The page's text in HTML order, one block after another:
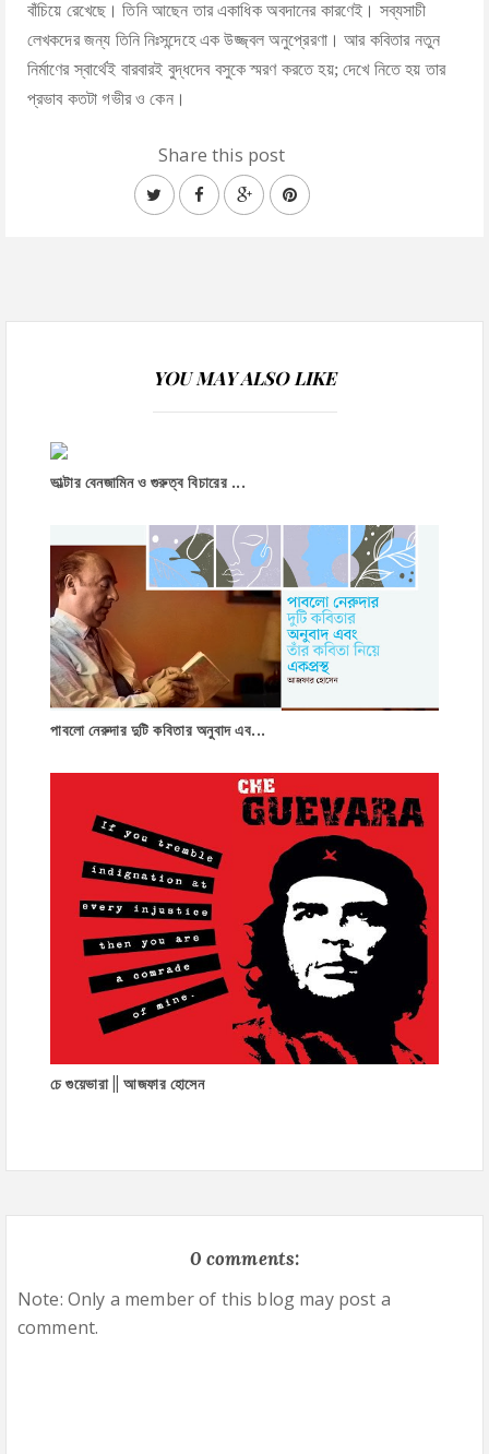
বাঁচিয়ে রেখেছে। তিনি আছেন তার একাধিক অবদানের কারণেই। সব্যসাচী
লেখকদের জন্য তিনি নিঃসন্দেহে এক উজ্জ্বল অনুপ্রেরণা। আর কবিতার নতুন
নির্মাণের স্বার্থেই বারবারই বুদ্ধদেব বসুকে স্মরণ করতে হয়; দেখে নিতে হয় তার
প্রভাব কতটা গভীর ও কেন।
Share this post
YOU MAY ALSO LIKE
ভাল্টার বেনজামিন ও গুরুত্ব বিচারের ...
পাবলো নেরুদার দুটি কবিতার অনুবাদ এব...
চে গুয়েভারা || আজফার হোসেন
0 comments:
Note: Only a member of this blog may post a
comment.